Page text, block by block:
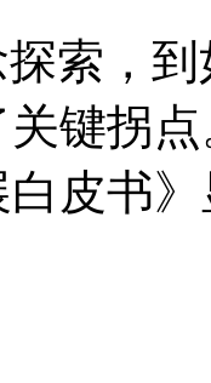
索，
关键拐
皮书